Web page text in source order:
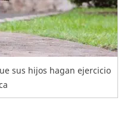
sus hijos hagan ejercicio